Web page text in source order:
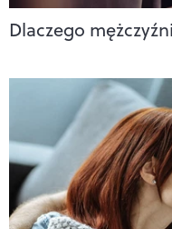
Dlaczego